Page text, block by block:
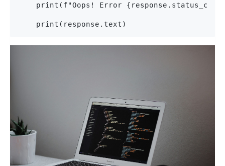
print(f"Oops! Error
    print(response.text)